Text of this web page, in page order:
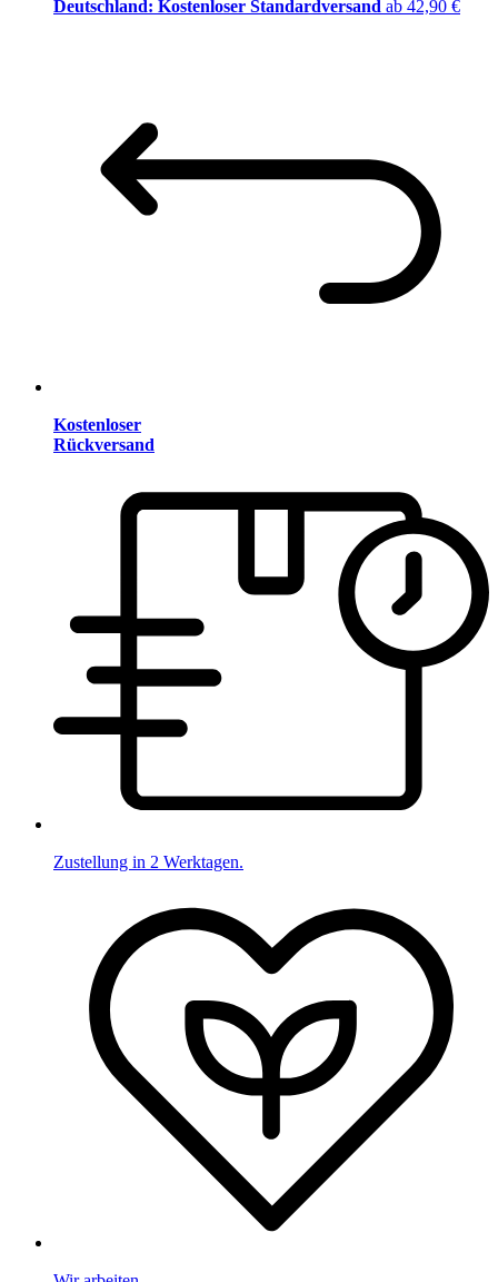
Deutschland: Kostenloser Standardversand ab 42,90 €
Kostenloser
Rückversand
Zustellung in 2 Werktagen.